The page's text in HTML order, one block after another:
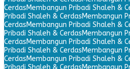
CerdasMembangun Pribadi Shaleh &
Pribadi Shaleh & CerdasMembangun
CerdasMembangun Pribadi Shaleh &
Pribadi Shaleh & CerdasMembangun
CerdasMembangun Pribadi Shaleh &
Pribadi Shaleh & CerdasMembangun
CerdasMembangun Pribadi Shaleh &
Pribadi Shaleh & CerdasMembangun